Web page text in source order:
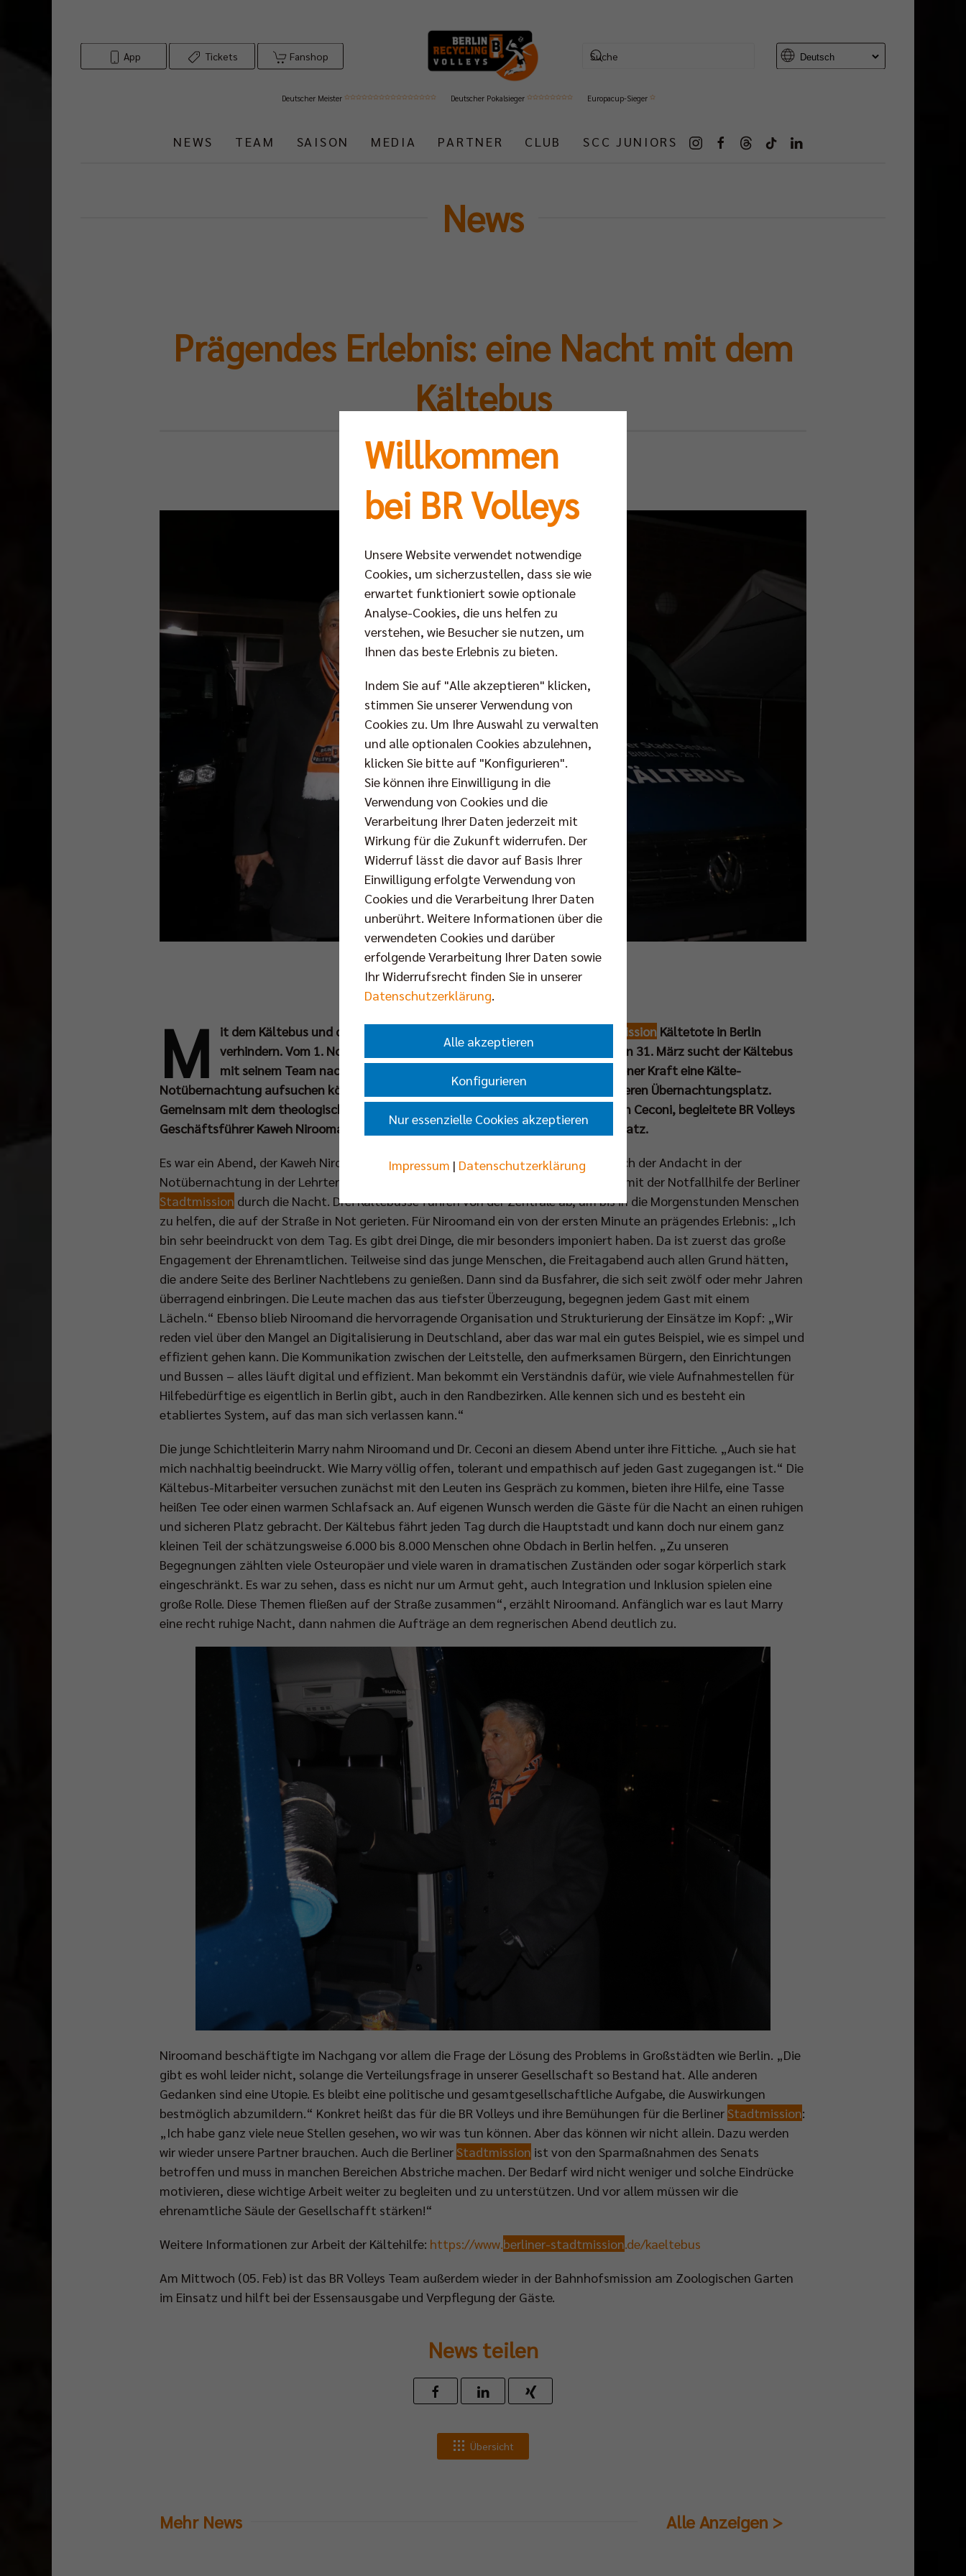
App Tickets Fanshop
Deutscher Meister Deutscher Pokalsieger Europacup-Sieger
NEWS TEAM SAISON MEDIA PARTNER CLUB SCC JUNIORS
News
Prägendes Erlebnis: eine Nacht mit dem
Kältebus
Mo 03.02.2025
Fotos: BR Volleys
M it dem Kältebus und der Kälte-Notübernachtung will die Berliner Stadtmission Kältetote in Berlin
verhindern. Vom 1. November eines jeden Jahres bis zum darauffolgenden 31. März sucht der Kältebus
mit seinem Team nach hilflosen Wohnungslosen, die nicht mehr aus eigener Kraft eine Kälte-
Notübernachtung aufsuchen können und fährt sie auf ihren Wunsch zu einem sicheren Übernachtungsplatz.
Gemeinsam mit dem theologischen Vorstand der Berliner
, Dr. Christian Ceconi, begleitete BR Volleys
Geschäftsführer Kaweh Niroomand nun die engagierten Ehrenamtler bei einem Einsatz.
Es war ein Abend, der Kaweh Niroomand noch lange im Gedächtnis bleiben wird. Nach der Andacht in der
Notübernachtung in der Lehrter Straße ging es für den BR Volleys Geschäftsführer mit der Notfallhilfe der Berliner
Stadtmission durch die Nacht. Drei Kältebusse fuhren von der Zentrale ab, um bis in die Morgenstunden Menschen
zu helfen, die auf der Straße in Not gerieten. Für Niroomand ein von der ersten Minute an prägendes Erlebnis: „Ich
bin sehr beeindruckt von dem Tag. Es gibt drei Dinge, die mir besonders imponiert haben. Da ist zuerst das große
Engagement der Ehrenamtlichen. Teilweise sind das junge Menschen, die Freitagabend auch allen Grund hätten,
die andere Seite des Berliner Nachtlebens zu genießen. Dann sind da Busfahrer, die sich seit zwölf oder mehr Jahren
überragend einbringen. Die Leute machen das aus tiefster Überzeugung, begegnen jedem Gast mit einem
Lächeln.“ Ebenso blieb Niroomand die hervorragende Organisation und Strukturierung der Einsätze im Kopf: „Wir
reden viel über den Mangel an Digitalisierung in Deutschland, aber das war mal ein gutes Beispiel, wie es simpel und
effizient gehen kann. Die Kommunikation zwischen der Leitstelle, den aufmerksamen Bürgern, den Einrichtungen
und Bussen – alles läuft digital und effizient. Man bekommt ein Verständnis dafür, wie viele Aufnahmestellen für
Hilfebedürftige es eigentlich in Berlin gibt, auch in den Randbezirken. Alle kennen sich und es besteht ein
etabliertes System, auf das man sich verlassen kann.“
Die junge Schichtleiterin Marry nahm Niroomand und Dr. Ceconi an diesem Abend unter ihre Fittiche. „Auch sie hat
mich nachhaltig beeindruckt. Wie Marry völlig offen, tolerant und empathisch auf jeden Gast zugegangen ist.“ Die
Kältebus-Mitarbeiter versuchen zunächst mit den Leuten ins Gespräch zu kommen, bieten ihre Hilfe, eine Tasse
heißen Tee oder einen warmen Schlafsack an. Auf eigenen Wunsch werden die Gäste für die Nacht an einen ruhigen
und sicheren Platz gebracht. Der Kältebus fährt jeden Tag durch die Hauptstadt und kann doch nur einem ganz
kleinen Teil der schätzungsweise 6.000 bis 8.000 Menschen ohne Obdach in Berlin helfen. „Zu unseren
Begegnungen zählten viele Osteuropäer und viele waren in dramatischen Zuständen oder sogar körperlich stark
eingeschränkt. Es war zu sehen, dass es nicht nur um Armut geht, auch Integration und Inklusion spielen eine
große Rolle. Diese Themen fließen auf der Straße zusammen“, erzählt Niroomand. Anfänglich war es laut Marry
eine recht ruhige Nacht, dann nahmen die Aufträge an dem regnerischen Abend deutlich zu.
Niroomand beschäftigte im Nachgang vor allem die Frage der Lösung des Problems in Großstädten wie Berlin. „Die
gibt es wohl leider nicht, solange die Verteilungsfrage in unserer Gesellschaft so Bestand hat. Alle anderen
Gedanken sind eine Utopie. Es bleibt eine politische und gesamtgesellschaftliche Aufgabe, die Auswirkungen
bestmöglich abzumildern.“ Konkret heißt das für die BR Volleys und ihre Bemühungen für die Berliner Stadtmission:
„Ich habe ganz viele neue Stellen gesehen, wo wir was tun können. Aber das können wir nicht allein. Dazu werden
wir wieder unsere Partner brauchen. Auch die Berliner Stadtmission ist von den Sparmaßnahmen des Senats
betroffen und muss in manchen Bereichen Abstriche machen. Der Bedarf wird nicht weniger und solche Eindrücke
motivieren, diese wichtige Arbeit weiter zu begleiten und zu unterstützen. Und vor allem müssen wir die
ehrenamtliche Säule der Gesellschafft stärken!“
Weitere Informationen zur Arbeit der Kältehilfe: https://www.berliner-stadtmission.de/kaeltebus
Am Mittwoch (05. Feb) ist das BR Volleys Team außerdem wieder in der Bahnhofsmission am Zoologischen Garten
im Einsatz und hilft bei der Essensausgabe und Verpflegung der Gäste.
News teilen
Übersicht
Mehr News Alle Anzeigen >
Willkommen
bei BR Volleys
Unsere Website verwendet notwendige
Cookies, um sicherzustellen, dass sie wie
erwartet funktioniert sowie optionale
Analyse-Cookies, die uns helfen zu
verstehen, wie Besucher sie nutzen, um
Ihnen das beste Erlebnis zu bieten.
Indem Sie auf "Alle akzeptieren" klicken,
stimmen Sie unserer Verwendung von
Cookies zu. Um Ihre Auswahl zu verwalten
und alle optionalen Cookies abzulehnen,
klicken Sie bitte auf "Konfigurieren".
Sie können ihre Einwilligung in die
Verwendung von Cookies und die
Verarbeitung Ihrer Daten jederzeit mit
Wirkung für die Zukunft widerrufen. Der
Widerruf lässt die davor auf Basis Ihrer
Einwilligung erfolgte Verwendung von
Cookies und die Verarbeitung Ihrer Daten
unberührt. Weitere Informationen über die
verwendeten Cookies und darüber
erfolgende Verarbeitung Ihrer Daten sowie
Ihr Widerrufsrecht finden Sie in unserer
Datenschutzerklärung.
Alle akzeptieren
Konfigurieren
Nur essenzielle Cookies akzeptieren
Impressum | Datenschutzerklärung